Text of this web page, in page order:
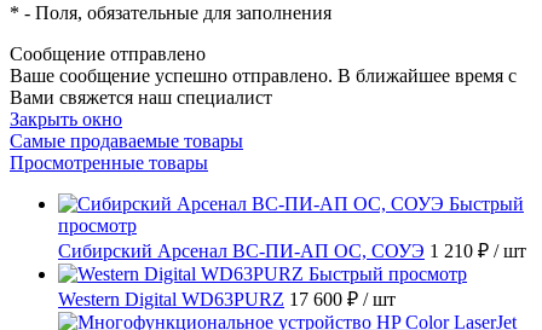
* - Поля, обязательные для заполнения
Сообщение отправлено
Ваше сообщение успешно отправлено. В ближайшее время с
Вами свяжется наш специалист
Закрыть окно
Самые продаваемые товары
Просмотренные товары
Быстрый
просмотр
Сибирский Арсенал ВС-ПИ-АП ОС, СОУЭ 1 210 ₽ / шт
Быстрый просмотр
Western Digital WD63PURZ 17 600 ₽ / шт